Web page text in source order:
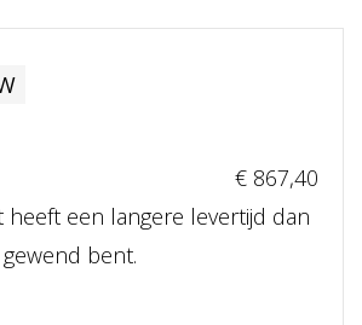
€ 867,40
heeft een langere levertijd dan
bent.